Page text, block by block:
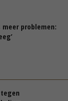
problemen: